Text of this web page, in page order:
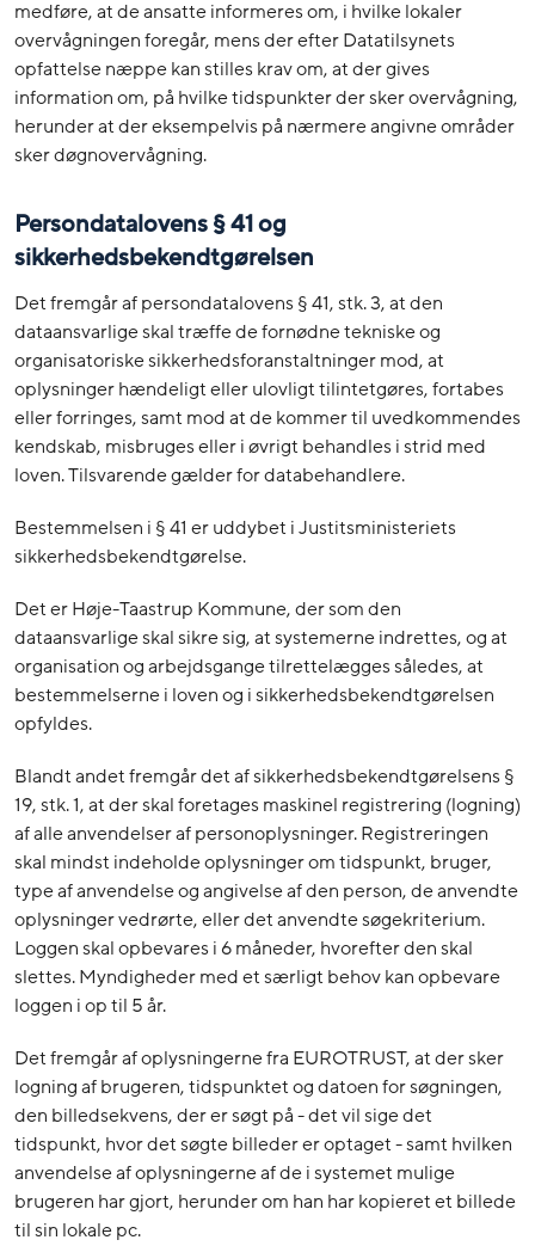
medføre, at de ansatte informeres om, i hvilke lokaler
overvågningen foregår, mens der efter Datatilsynets
opfattelse næppe kan stilles krav om, at der gives
information om, på hvilke tidspunkter der sker overvågning,
herunder at der eksempelvis på nærmere angivne områder
sker døgnovervågning.
Persondatalovens § 41 og
sikkerhedsbekendtgørelsen
Det fremgår af persondatalovens § 41, stk. 3, at den
dataansvarlige skal træffe de fornødne tekniske og
organisatoriske sikkerhedsforanstaltninger mod, at
oplysninger hændeligt eller ulovligt tilintetgøres, fortabes
eller forringes, samt mod at de kommer til uvedkommendes
kendskab, misbruges eller i øvrigt behandles i strid med
loven. Tilsvarende gælder for databehandlere.
Bestemmelsen i § 41 er uddybet i Justitsministeriets
sikkerhedsbekendtgørelse.
Det er Høje-Taastrup Kommune, der som den
dataansvarlige skal sikre sig, at systemerne indrettes, og at
organisation og arbejdsgange tilrettelægges således, at
bestemmelserne i loven og i sikkerhedsbekendtgørelsen
opfyldes.
Blandt andet fremgår det af sikkerhedsbekendtgørelsens §
19, stk. 1, at der skal foretages maskinel registrering (logning)
af alle anvendelser af personoplysninger. Registreringen
skal mindst indeholde oplysninger om tidspunkt, bruger,
type af anvendelse og angivelse af den person, de anvendte
oplysninger vedrørte, eller det anvendte søgekriterium.
Loggen skal opbevares i 6 måneder, hvorefter den skal
slettes. Myndigheder med et særligt behov kan opbevare
loggen i op til 5 år.
Det fremgår af oplysningerne fra EUROTRUST, at der sker
logning af brugeren, tidspunktet og datoen for søgningen,
den billedsekvens, der er søgt på - det vil sige det
tidspunkt, hvor det søgte billeder er optaget - samt hvilken
anvendelse af oplysningerne af de i systemet mulige
brugeren har gjort, herunder om han har kopieret et billede
til sin lokale pc.